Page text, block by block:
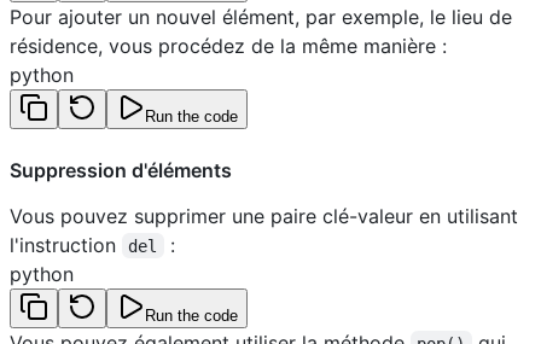
Pour ajouter un nouvel élément, par exemple, le lieu de
résidence, vous procédez de la même manière :
python
Run the code
Suppression d'éléments
Vous pouvez supprimer une paire clé-valeur en utilisant
l'instruction
del
:
python
Run the code